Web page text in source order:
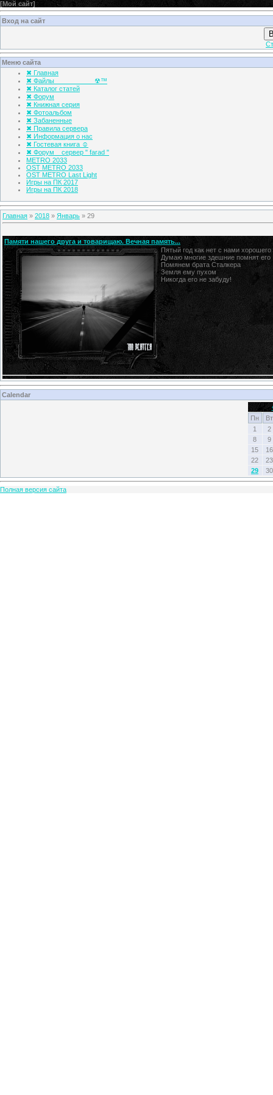
[Мой сайт]
Вход на сайт
Меню сайта
✖ Главная
✖ Файлы___________☢™
✖ Каталог статей
✖ Форум
✖ Книжная серия
✖ Фотоальбом
✖ Забаненные
✖ Правила сервера
✖ Информация о нас
✖ Гостевая книга ☺
✖ Форум _ сервер " farad "
METRO 2033
OST METRO 2033
OST METRO Last Light
Игры на ПК 2017
Игры на ПК 2018
Главная » 2018 » Январь » 29
Памяти нашего друга и товарищаю. Вечная память...
Пятый год как нет с нами
Думаю многие здешние помнят его
Помянем брата Сталкера
Земля ему пухом
Никогда его не забуду!
Calendar
Пн
Вт
1
2
8
9
15
16
22
23
29
30
Полная версия сайта